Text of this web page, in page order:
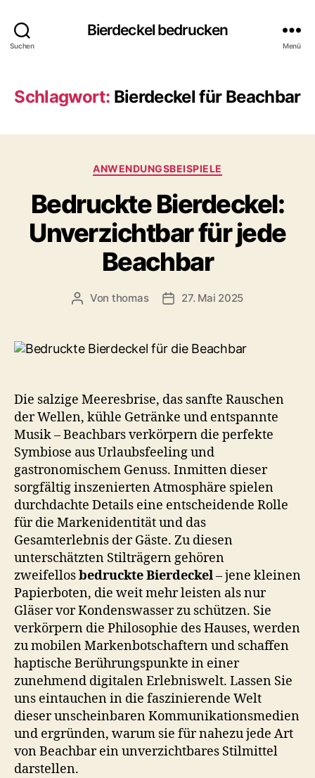
Suchen
Bierdeckel bedrucken
Menü
Schlagwort: Bierdeckel für Beachbar
Kategorien
ANWENDUNGSBEISPIELE
Bedruckte Bierdeckel:
Unverzichtbar für jede
Beachbar
Beitragsautor
Von thomas Veröffentlichungsdatum
27. Mai 2025
Die salzige Meeresbrise, das sanfte Rauschen
der Wellen, kühle Getränke und entspannte
Musik – Beachbars verkörpern die perfekte
Symbiose aus Urlaubsfeeling und
gastronomischem Genuss. Inmitten dieser
sorgfältig inszenierten Atmosphäre spielen
durchdachte Details eine entscheidende Rolle
für die Markenidentität und das
Gesamterlebnis der Gäste. Zu diesen
unterschätzten Stilträgern gehören
zweifellosbedruckte Bierdeckel– jene kleinen
Papierboten, die weit mehr leisten als nur
Gläser vor Kondenswasser zu schützen. Sie
verkörpern die Philosophie des Hauses, werden
zu mobilen Markenbotschaftern und schaffen
haptische Berührungspunkte in einer
zunehmend digitalen Erlebniswelt. Lassen Sie
uns eintauchen in die faszinierende Welt
dieser unscheinbaren Kommunikationsmedien
und ergründen, warum sie für nahezu jede Art
von Beachbar ein unverzichtbares Stilmittel
darstellen.